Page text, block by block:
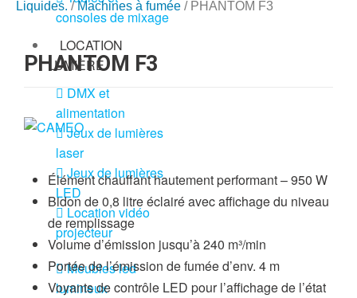
consoles de mixage
LOCATION
LUMIÈRE
DMX et
alimentation
Jeux de lumières
laser
Jeux de lumières
LED
Location vidéo
projecteur
Meubles led
lumineux
Liquides. /Machines à fumée / PHANTOM F3
PHANTOM F3
Élément chauffant hautement performant – 950 W
Bidon de 0,8 litre éclairé avec affichage du niveau
de remplissage
Volume d’émission jusqu’à 240 m³/min
Portée de l’émission de fumée d’env. 4 m
Voyants de contrôle LED pour l’affichage de l’état